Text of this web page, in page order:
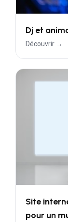
Dj et
Découvrir →
Site
pour un